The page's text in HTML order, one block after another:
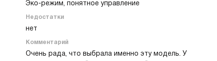
Эко-режим, понятное управление
Недостатки
нет
Комментарий
Очень рада, что выбрала именно эту модель. У